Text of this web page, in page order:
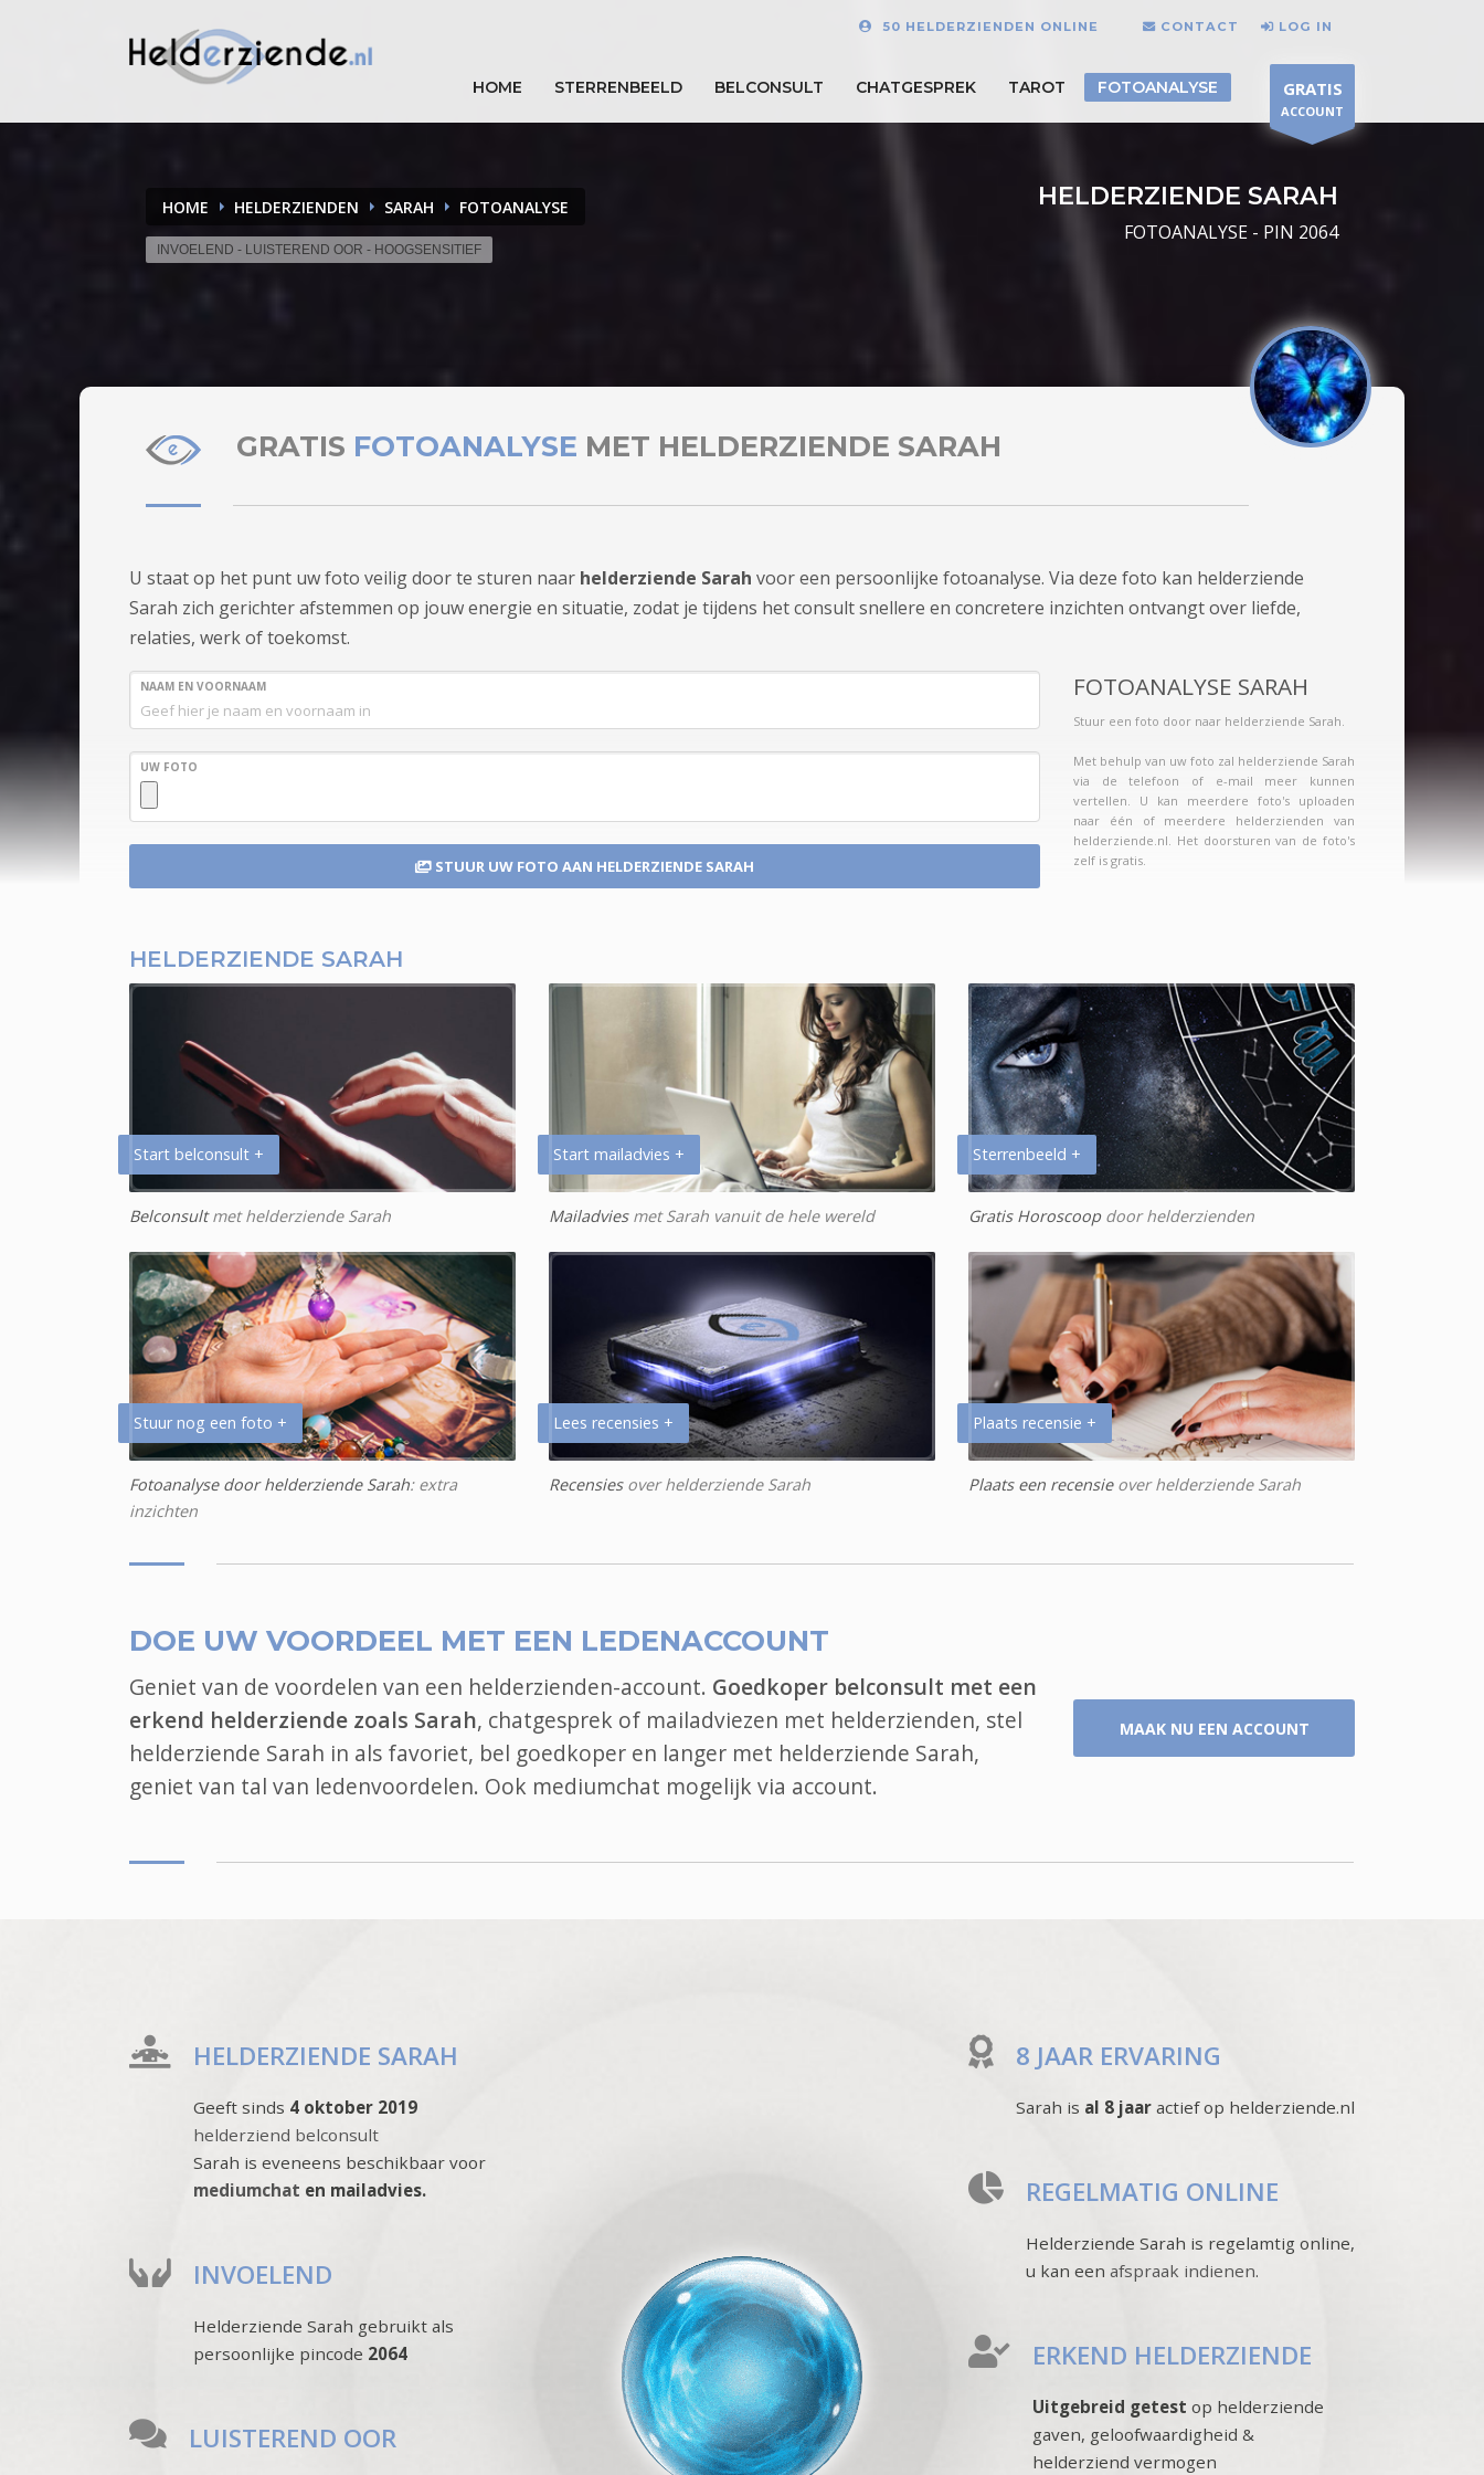
50 HELDERZIENDEN ONLINE CONTACT LOG IN
HOME STERRENBEELD BELCONSULT CHATGESPREK TAROT FOTOANALYSE GRATIS
ACCOUNT
HOME HELDERZIENDEN SARAH FOTOANALYSE
INVOELEND - LUISTEREND OOR - HOOGSENSITIEF
HELDERZIENDE SARAH
FOTOANALYSE - PIN 2064
GRATIS FOTOANALYSE MET HELDERZIENDE SARAH
U staat op het punt uw foto veilig door te sturen naar helderziende Sarah voor een persoonlijke fotoanalyse. Via deze foto kan helderziende
Sarah zich gerichter afstemmen op jouw energie en situatie, zodat je tijdens het consult snellere en concretere inzichten ontvangt over liefde,
relaties, werk of toekomst.
NAAM EN VOORNAAM
UW FOTO
STUUR UW FOTO AAN HELDERZIENDE SARAH
FOTOANALYSE SARAH
Stuur een foto door naar helderziende Sarah.
Met behulp van uw foto zal helderziende Sarah
via de telefoon of e-mail meer kunnen
vertellen. U kan meerdere foto's uploaden
naar één of meerdere helderzienden van
helderziende.nl. Het doorsturen van de foto's
zelf is gratis.
HELDERZIENDE SARAH
Start belconsult +
Belconsultmet helderziende Sarah
Start mailadvies +
Mailadviesmet Sarah vanuit de hele wereld
Sterrenbeeld +
Gratis Horoscoopdoor helderzienden
Stuur nog een foto +
Fotoanalyse door helderziende Sarah: extra
inzichten
Lees recensies +
Recensiesover helderziende Sarah
Plaats recensie +
Plaats een recensieover helderziende Sarah
DOE UW VOORDEEL MET EEN LEDENACCOUNT
Geniet van de voordelen van een helderzienden-account. Goedkoper belconsult met een
erkend helderziende zoals Sarah, chatgesprek of mailadviezen met helderzienden, stel
helderziende Sarah in als favoriet, bel goedkoper en langer met helderziende Sarah,
geniet van tal van ledenvoordelen. Ook mediumchat mogelijk via account.
MAAK NU EEN ACCOUNT
HELDERZIENDE SARAH
Geeft sinds 4 oktober 2019
helderziend belconsult
Sarah is eveneens beschikbaar voor
mediumchat en mailadvies.
INVOELEND
Helderziende Sarah gebruikt als
persoonlijke pincode 2064
LUISTEREND OOR
8 JAAR ERVARING
Sarah is al 8 jaar actief op helderziende.nl
REGELMATIG ONLINE
Helderziende Sarah is regelamtig online,
u kan een afspraak indienen.
ERKEND HELDERZIENDE
Uitgebreid getest op helderziende
gaven, geloofwaardigheid &
helderziend vermogen